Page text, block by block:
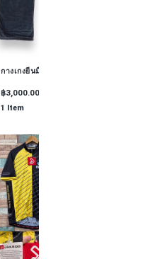
กางเกงยีนมือสองจาก...
฿3,000.00
1 Item